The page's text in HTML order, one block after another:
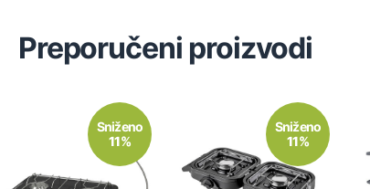
Preporučeni proizvodi
Sniženo
11%
Sniženo
11%